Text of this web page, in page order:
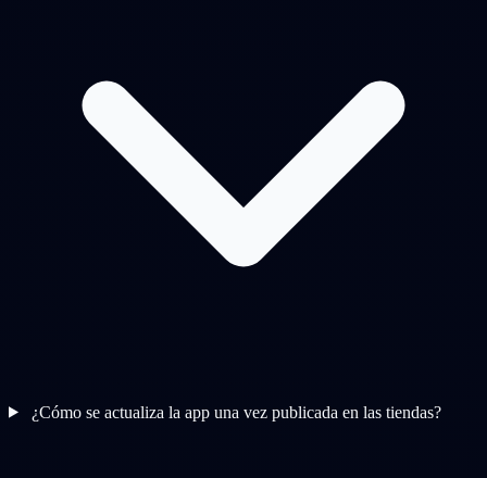
¿Cómo se actualiza la app una vez publicada en las tiendas?